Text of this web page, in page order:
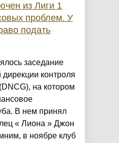
из Лиги 1
проблем. У
подать
заседание
контроля
на котором
В нем принял
« Лиона » Джон
в ноябре клуб